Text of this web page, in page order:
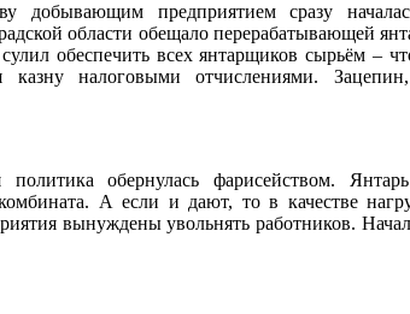
добывающим предприятием сразу
области обещало перерабатывающей
обеспечить всех янтарщиков сырьём –
казну налоговыми отчислениями.
обернулась фарисейством.
А если и дают, то в качестве
вынуждены увольнять работников.